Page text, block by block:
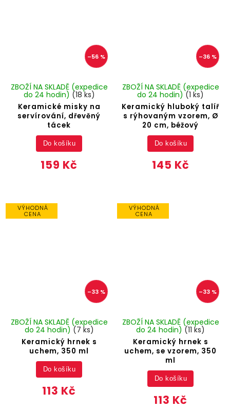
–56 %
Keramické misky na
servírování, dřevěný
tácek
ZBOŽÍ NA SKLADĚ (expedice
do 24 hodin) (18 ks)
159 Kč
Do košíku
–36 %
Keramický hluboký talíř
s rýhovaným vzorem, Ø
20 cm, béžový
ZBOŽÍ NA SKLADĚ (expedice
do 24 hodin) (1 ks)
145 Kč
Do košíku
VÝHODNÁ
CENA
–33 %
Keramický hrnek s
uchem, 350 ml
ZBOŽÍ NA SKLADĚ (expedice
do 24 hodin) (7 ks)
113 Kč
Do košíku
VÝHODNÁ
CENA
–33 %
Keramický hrnek s
uchem, se vzorem, 350
ml
ZBOŽÍ NA SKLADĚ (expedice
do 24 hodin) (11 ks)
113 Kč
Do košíku